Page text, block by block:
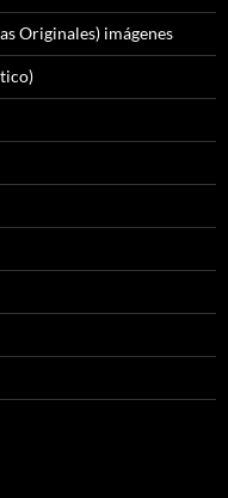
Originales) imágenes